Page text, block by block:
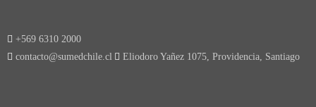
+569 6310 2000
contacto@sumedchile.cl
Eliodoro Yañez 1075, Providencia, Santiago